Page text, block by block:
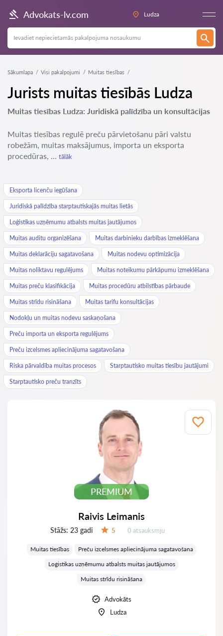
Advokats-lv.com Ludza
Sākumlapa Visi pakalpojumi Muitas tiesības
Jurists muitas tiesībās Ludza
Muitas tiesības Ludza: Juridiskā palīdzība un konsultācijas
Muitas tiesības regulē preču pārvietošanu pāri valstu
robežām, muitas maksājumus, importa un eksporta
procedūras, ... tālāk
Eksporta licenču iegūšana
Juridiskā palīdzība starptautiskajās muitas lietās
Loģistikas uzņēmumu atbalsts muitas jautājumos
Muitas auditu organizēšana Muitas darbinieku darbības izmeklēšana
Muitas deklarāciju sagatavošana Muitas nodevu optimizācija
Muitas noliktavu regulējums Muitas noteikumu pārkāpumu izmeklēšana
Muitas preču klasifikācija Muitas procedūru atbilstības pārbaude
Muitas strīdu risināšana Muitas tarifu konsultācijas
Nodokļu un muitas nodevu saskaņošana
Preču importa un eksporta regulējums
Preču izcelsmes apliecinājuma sagatavošana
Riska pārvaldība muitas procesos Starptautisko muitas tiesību jautājumi
Starptautisko preču tranzīts
PREMIUM
Raivis Leimanis
Stāžs: 23 gadi 5 Atsauksmes:
0 atsauksmju
Muitas tiesības
Preču izcelsmes apliecinājuma sagatavošana
Loģistikas uzņēmumu atbalsts muitas jautājumos
Muitas strīdu risināšana
Advokāts
Ludza